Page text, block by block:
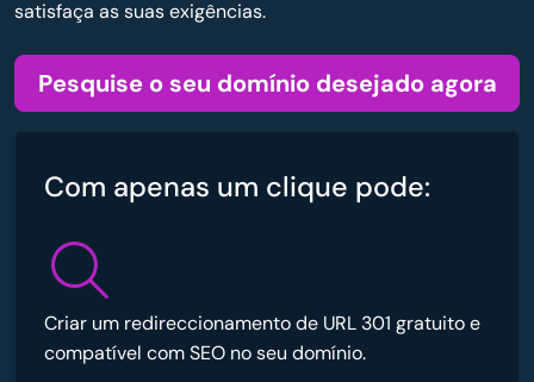
satisfaça as suas exigências.
Pesquise o seu domínio desejado agora
Com apenas um clique pode:
Criar um redireccionamento de URL 301 gratuito e
compatível com SEO no seu domínio.